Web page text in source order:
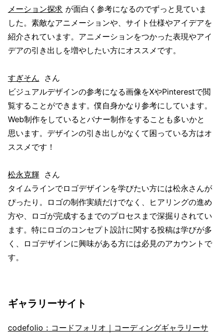
メーション探求 が面白く参考になるのでずっと見ていま
した。素敵なアニメーションや、サイト仕様やアイデアを
紹介されています。アニメーションをつかった表現やアイ
デアの引き出しを増やしたい方にオススメです。
すぎそん さん
ビジュアルデザインの参考になる画像をXやPinterestで閲
覧することができます。僕自身かなり参考にしています。
Web制作をしているとバナー制作をすることも多いかと
思います。デザインの引き出しがなくて困っている方はオ
ススメです！
松永克輝 さん
タイムラインでロゴデザインを学びたい方には松永さんが
ぴったり。ロゴの制作実績だけでなく、ヒアリングの進め
方や、ロゴが完成するまでのプロセスまで深掘りされてい
ます。特にロゴのコンセプト設計に関する投稿は学びが多
く、ロゴデザインに興味がある方には必見のアカウントで
す。
ギャラリーサイト
codefolio：コードフォリオ｜コーディングギャラリーサ